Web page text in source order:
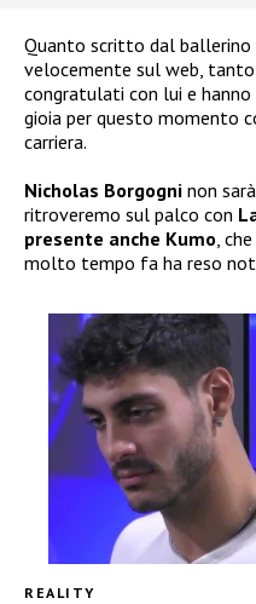
Quanto scritto dal
velocemente sul web,
congratulati con lui e
gioia per questo momento
carriera.
Nicholas Borgogni non
ritroveremo sul palco con
presente anche Kumo,
molto tempo fa ha reso
REALITY